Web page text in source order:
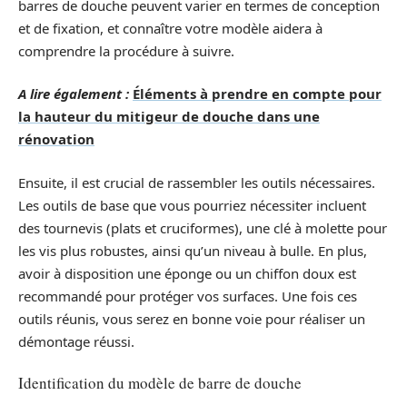
barres de douche peuvent varier en termes de conception
et de fixation, et connaître votre modèle aidera à
comprendre la procédure à suivre.
A lire également : Éléments à prendre en compte pour
la hauteur du mitigeur de douche dans une
rénovation
Ensuite, il est crucial de rassembler les outils nécessaires.
Les outils de base que vous pourriez nécessiter incluent
des tournevis (plats et cruciformes), une clé à molette pour
les vis plus robustes, ainsi qu’un niveau à bulle. En plus,
avoir à disposition une éponge ou un chiffon doux est
recommandé pour protéger vos surfaces. Une fois ces
outils réunis, vous serez en bonne voie pour réaliser un
démontage réussi.
Identification du modèle de barre de douche